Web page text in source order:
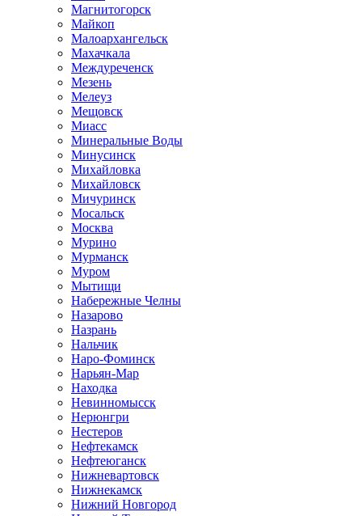
Магнитогорск
Майкоп
Малоархангельск
Махачкала
Междуреченск
Мезень
Мелеуз
Мещовск
Миасс
Минеральные Воды
Минусинск
Михайловка
Михайловск
Мичуринск
Мосальск
Москва
Мурино
Мурманск
Муром
Мытищи
Набережные Челны
Назарово
Назрань
Нальчик
Наро-Фоминск
Нарьян-Мар
Находка
Невинномысск
Нерюнгри
Нестеров
Нефтекамск
Нефтеюганск
Нижневартовск
Нижнекамск
Нижний Новгород